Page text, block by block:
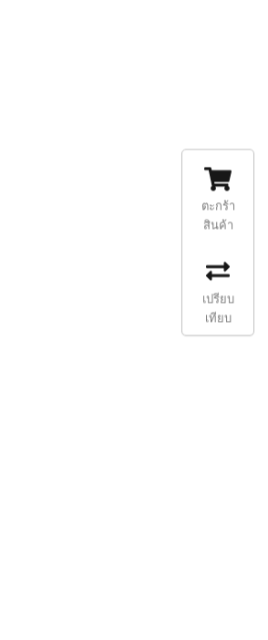
ตะกร้า
สินค้า
เปรียบ
เทียบ